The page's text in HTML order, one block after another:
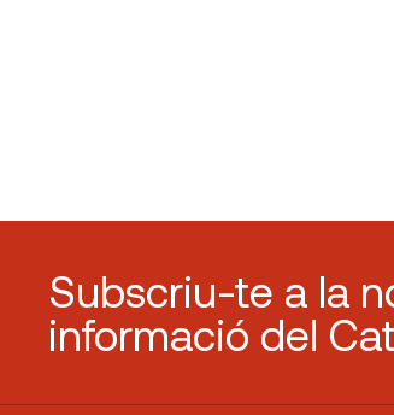
Subscriu-te a la
informació del